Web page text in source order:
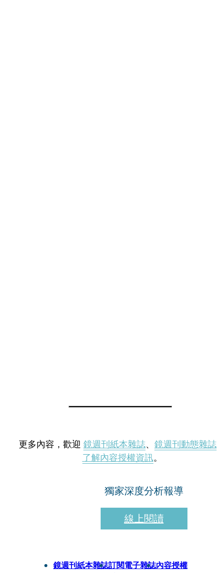
更多內容，歡迎 鏡週刊紙本雜誌、 鏡週刊動態雜誌
了解內容授權資訊。
獨家深度分析報導
線上閱讀
鏡週刊紙本雜誌訂閱電子雜誌內容授權